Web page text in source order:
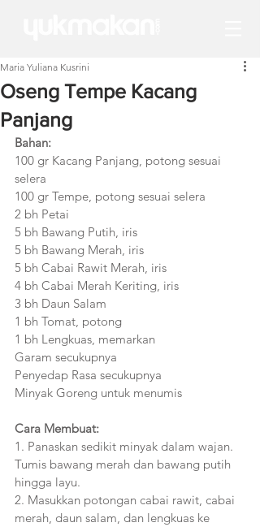
Oseng Tempe Kacang
Panjang
Maria Yuliana Kusrini
Bahan:
100 gr Kacang Panjang, potong sesuai
selera
100 gr Tempe, potong sesuai selera
2 bh Petai
5 bh Bawang Putih, iris
5 bh Bawang Merah, iris
5 bh Cabai Rawit Merah, iris
4 bh Cabai Merah Keriting, iris
3 bh Daun Salam
1 bh Tomat, potong
1 bh Lengkuas, memarkan
Garam secukupnya
Penyedap Rasa secukupnya
Minyak Goreng untuk menumis
Cara Membuat:
1. Panaskan sedikit minyak dalam wajan.
Tumis bawang merah dan bawang putih
hingga layu.
2. Masukkan potongan cabai rawit, cabai
merah, daun salam, dan lengkuas ke